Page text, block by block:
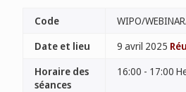
Code
WIPO/
Date et lieu
9 avril 2025
Horaire des
séances
16:00 - 17:00